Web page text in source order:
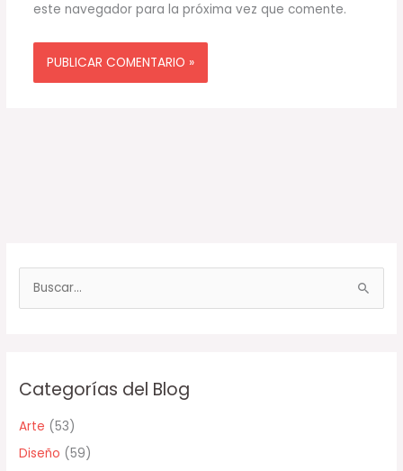
este navegador para la próxima vez que comente.
a
o
Categorías del Blog
Arte (53)
Diseño (59)